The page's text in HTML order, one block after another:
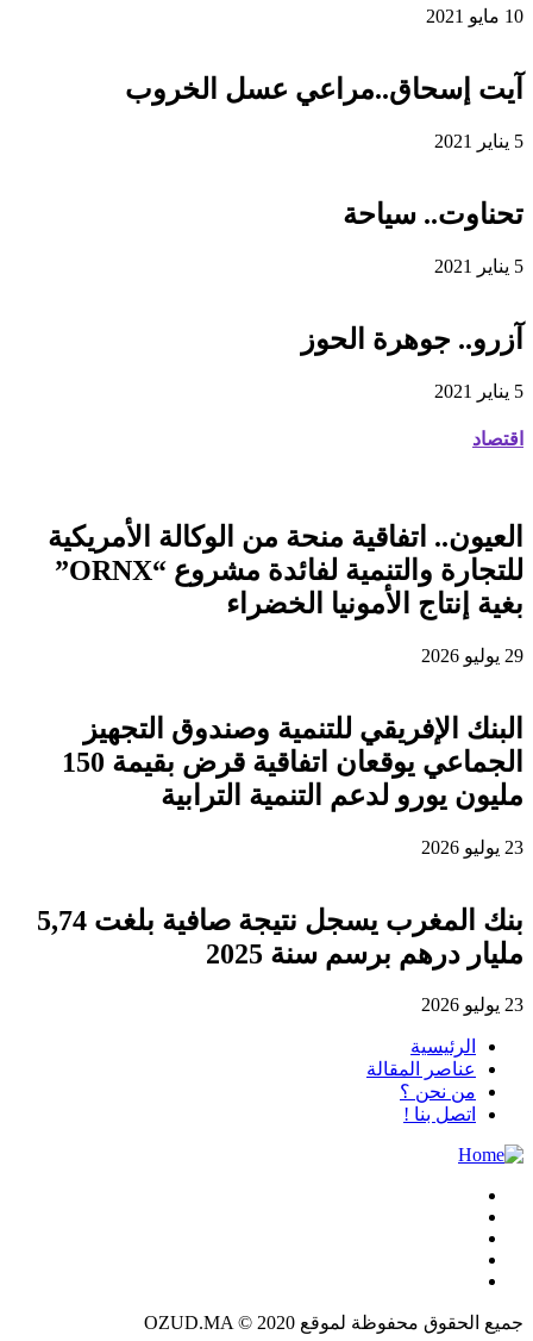
10 مايو 2021
آيت إسحاق..مراعي عسل الخروب
5 يناير 2021
تحناوت.. سياحة
5 يناير 2021
آزرو.. جوهرة الحوز
5 يناير 2021
اقتصاد
العيون.. اتفاقية منحة من الوكالة الأمريكية
للتجارة والتنمية لفائدة مشروع “ORNX”
بغية إنتاج الأمونيا الخضراء
29 يوليو 2026
البنك الإفريقي للتنمية وصندوق التجهيز
الجماعي يوقعان اتفاقية قرض بقيمة 150
مليون يورو لدعم التنمية الترابية
23 يوليو 2026
بنك المغرب يسجل نتيجة صافية بلغت 5,74
مليار درهم برسم سنة 2025
23 يوليو 2026
الرئيسية
عناصر المقالة
من نحن ؟
اتصل بنا !
جميع الحقوق محفوظة لموقع OZUD.MA © 2020